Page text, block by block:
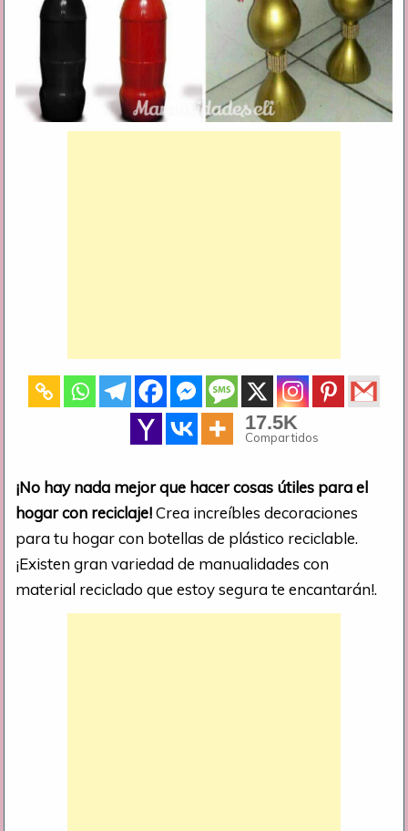
17.5K
Compartidos
¡No hay nada mejor que hacer cosas útiles para el
hogar con reciclaje!Crea increíbles decoraciones
para tu hogar con botellas de plástico reciclable.
¡Existen gran variedad de manualidades con
material reciclado que estoy segura te encantarán!.